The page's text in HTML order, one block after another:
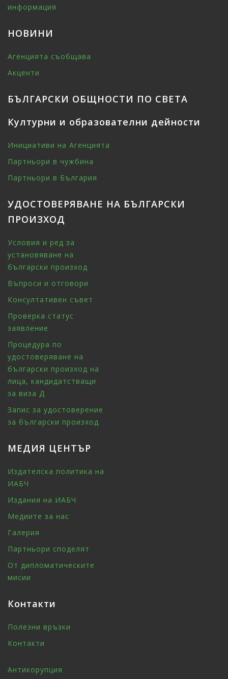
информация
НОВИНИ
Агенцията съобщава
Акценти
БЪЛГАРСКИ ОБЩНОСТИ ПО СВЕТА
Културни и образователни дейности
Инициативи на Агенцията
Партньори в чужбина
Партньори в България
УДОСТОВЕРЯВАНЕ НА БЪЛГАРСКИ
ПРОИЗХОД
Условия и ред за
установяване на
български произход
Въпроси и отговори
Консултативен съвет
Проверка статус
заявление
Процедура по
удостоверяване на
български произход на
лица, кандидатстващи
за виза Д
Запис за удостоверение
за български произход
МЕДИЯ ЦЕНТЪР
Издателска политика на
ИАБЧ
Издания на ИАБЧ
Медиите за нас
Галерия
Партньори споделят
От дипломатическите
мисии
Контакти
Полезни връзки
Контакти
Антикорупция